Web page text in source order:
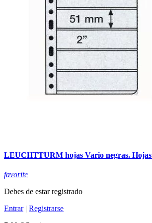
LEUCHTTURM hojas Vario negras. Hojas
favorite
Debes de estar registrado
Entrar| Registrarse